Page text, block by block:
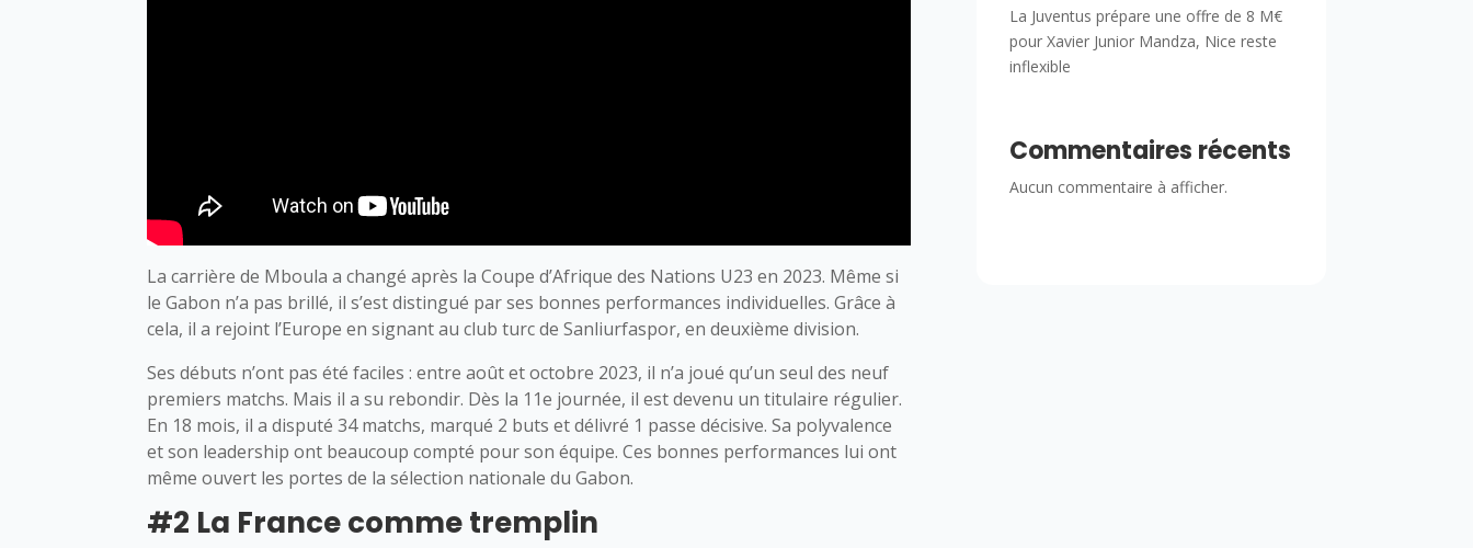
La carrière de Mboula a changé après la Coupe d’Afrique des Nations U23 en 2023. Même si
le Gabon n’a pas brillé, il s’est distingué par ses bonnes performances individuelles. Grâce à
cela, il a rejoint l’Europe en signant au club turc de Sanliurfaspor, en deuxième division.
Ses débuts n’ont pas été faciles : entre août et octobre 2023, il n’a joué qu’un seul des neuf
premiers matchs. Mais il a su rebondir. Dès la 11e journée, il est devenu un titulaire régulier.
En 18 mois, il a disputé 34 matchs, marqué 2 buts et délivré 1 passe décisive. Sa polyvalence
et son leadership ont beaucoup compté pour son équipe. Ces bonnes performances lui ont
même ouvert les portes de la sélection nationale du Gabon.
#2 La France comme tremplin
La Juventus prépare une offre de 8 M€
pour Xavier Junior Mandza, Nice reste
inflexible
Commentaires récents
Aucun commentaire à afficher.